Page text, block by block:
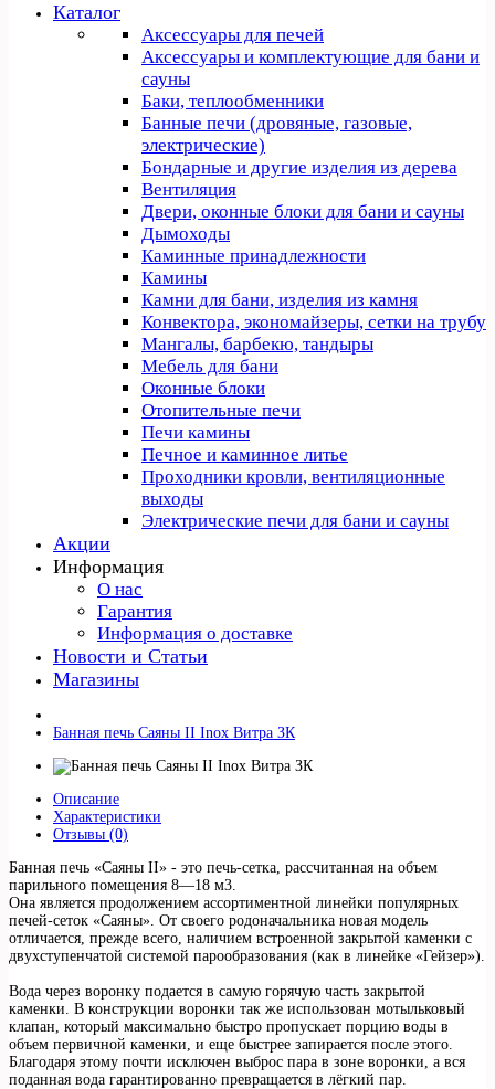
Каталог
Аксессуары для печей
Аксессуары и комплектующие для бани и
сауны
Баки, теплообменники
Банные печи (дровяные, газовые,
электрические)
Бондарные и другие изделия из дерева
Вентиляция
Двери, оконные блоки для бани и сауны
Дымоходы
Каминные принадлежности
Камины
Камни для бани, изделия из камня
Конвектора, экономайзеры, сетки на трубу
Мангалы, барбекю, тандыры
Мебель для бани
Оконные блоки
Отопительные печи
Печи камины
Печное и каминное литье
Проходники кровли, вeнтиляционные
выходы
Электрические печи для бани и сауны
Акции
Информация
О нас
Гарантия
Информация о доставке
Новости и Статьи
Магазины
Банная печь Саяны II Inox Витра ЗК
Описание
Характеристики
Отзывы (0)
Банная печь «Саяны II» - это печь-сетка, рассчитанная на объем
парильного помещения 8—18 м3.
Она является продолжением ассортиментной линейки популярных
печей-сеток «Саяны». От своего родоначальника новая модель
отличается, прежде всего, наличием встроенной закрытой каменки с
двухступенчатой системой парообразования (как в линейке «Гейзер»).
Вода через воронку подается в самую горячую часть закрытой
каменки. В конструкции воронки так же использован мотыльковый
клапан, который максимально быстро пропускает порцию воды в
объем первичной каменки, и еще быстрее запирается после этого.
Благодаря этому почти исключен выброс пара в зоне воронки, а вся
поданная вода гарантированно превращается в лёгкий пар.